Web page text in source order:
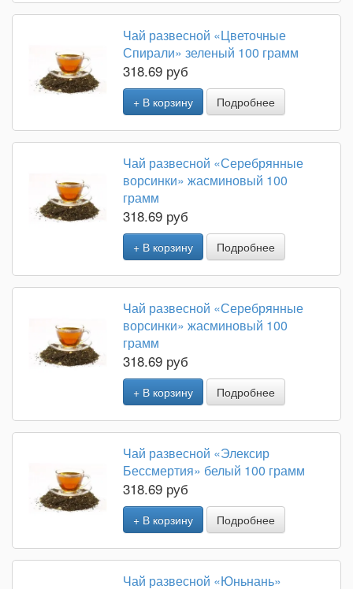
Чай развесной «Цветочные
Спирали» зеленый 100 грамм
318.69 руб
+ В корзину Подробнее
Чай развесной «Серебрянные
ворсинки» жасминовый 100
грамм
318.69 руб
+ В корзину Подробнее
Чай развесной «Серебрянные
ворсинки» жасминовый 100
грамм
318.69 руб
+ В корзину Подробнее
Чай развесной «Элексир
Бессмертия» белый 100 грамм
318.69 руб
+ В корзину Подробнее
Чай развесной «Юньнань»